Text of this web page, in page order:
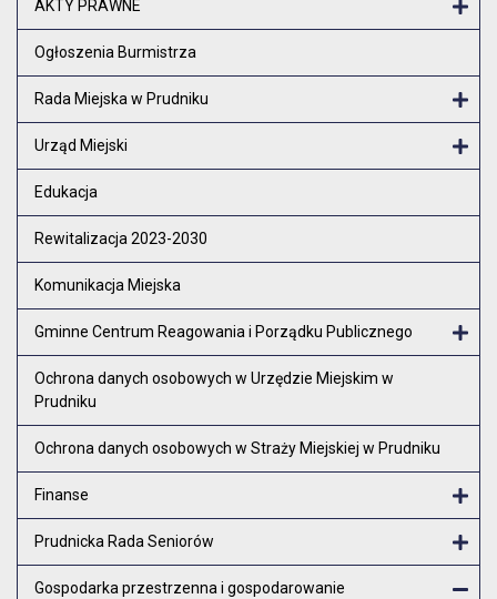
AKTY PRAWNE
Ogłoszenia Burmistrza
Rada Miejska w Prudniku
Urząd Miejski
Edukacja
Rewitalizacja 2023-2030
Komunikacja Miejska
Gminne Centrum Reagowania i Porządku Publicznego
Ochrona danych osobowych w Urzędzie Miejskim w
Prudniku
Ochrona danych osobowych w Straży Miejskiej w Prudniku
Finanse
Prudnicka Rada Seniorów
Gospodarka przestrzenna i gospodarowanie